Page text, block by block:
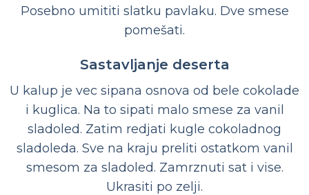
Posebno umititi slatku pavlaku. Dve smese
pomešati.
Sastavljanje deserta
U kalup je vec sipana osnova od bele cokolade
i kuglica. Na to sipati malo smese za vanil
sladoled. Zatim redjati kugle cokoladnog
sladoleda. Sve na kraju preliti ostatkom vanil
smesom za sladoled. Zamrznuti sat i vise.
Ukrasiti po zelji.